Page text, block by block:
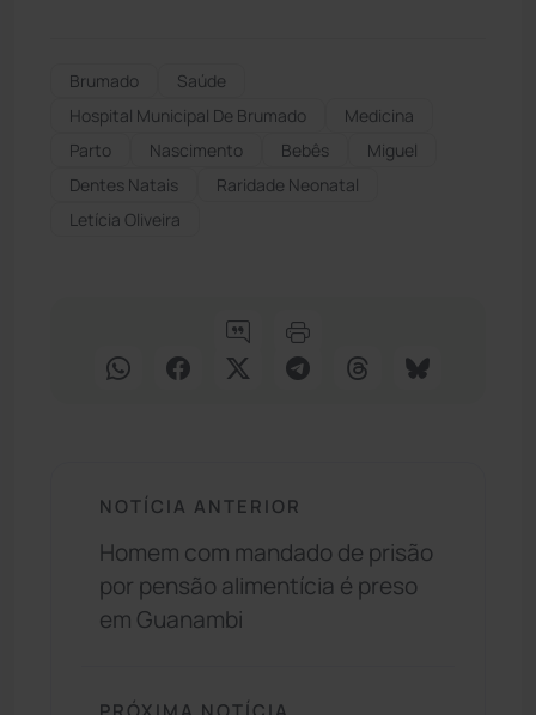
Brumado
Saúde
Hospital Municipal De Brumado
Medicina
Parto
Nascimento Bebês
Miguel
Dentes Natais
Raridade Neonatal
Letícia Oliveira
NOTÍCIA ANTERIOR
Homem com mandado de prisão
por pensão alimentícia é preso
em Guanambi
PRÓXIMA NOTÍCIA